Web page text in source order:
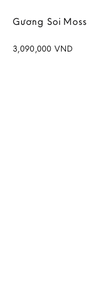
Gương Soi Moss
3,090,000 VND